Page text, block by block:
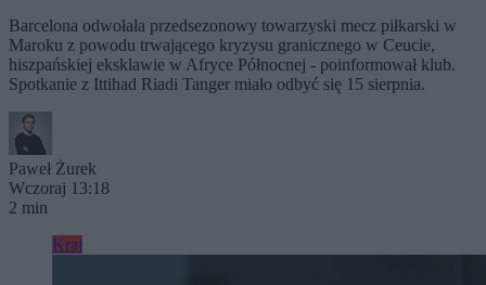
Barcelona odwołała przedsezonowy towarzyski mecz piłkarski w
Maroku z powodu trwającego kryzysu granicznego w Ceucie,
hiszpańskiej eksklawie w Afryce Północnej - poinformował klub.
Spotkanie z Ittihad Riadi Tanger miało odbyć się 15 sierpnia.
Paweł Żurek
Wczoraj 13:18
2 min
Kraj